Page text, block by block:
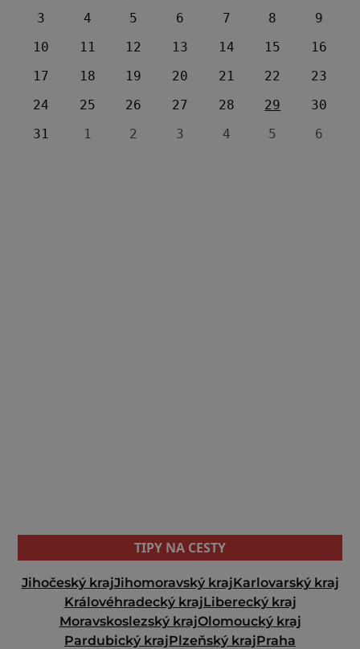
3
4 5 6 7 8
9
10
11 12 13 14 15
16
17
18 19 20 21 22
23
24
25 26 27 28 29
30
31
1 2 3 4 5 6
TIPY NA CESTY
Jihočeský krajJihomoravský krajKarlovarský kraj
Královéhradecký krajLiberecký kraj
Moravskoslezský krajOlomoucký kraj
Pardubický krajPlzeňský krajPraha